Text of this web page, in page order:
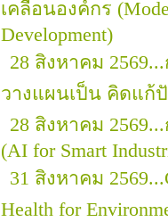
เคลื่อนองค์กร
Development)
28 สิงหาคม
วางแผนเป็น คิดแก้ปั
28 สิงหาคม
(AI for Smart
31 สิงหาคม
Health for